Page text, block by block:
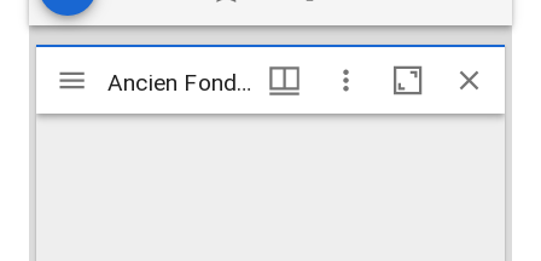
Visualiseur
Mirador
Ancien Fonds. Catalogue méthodique. Section XII, XIII (As.) (Ta.). Section XII Dialectes de l'Inde et de l'Asie (D-as.). Section XIII Langue tamoule Ancien Fonds. Catalogue méthodique. Section XII, XIII (As.) (Ta.). Section XII Dialectes de l'Inde et de l'Asie (D-as.). Section XIII Langue tamoule